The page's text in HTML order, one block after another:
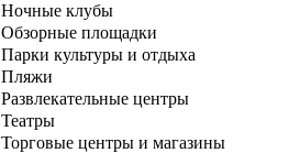
Ночные клубы
Обзорные площадки
Парки культуры и отдыха
Пляжи
Развлекательные центры
Театры
Торговые центры и магазины